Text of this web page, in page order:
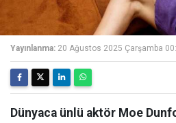
Yayınlanma: 20 Ağustos 2025 Çarşamba
Dünyaca ünlü aktör Moe